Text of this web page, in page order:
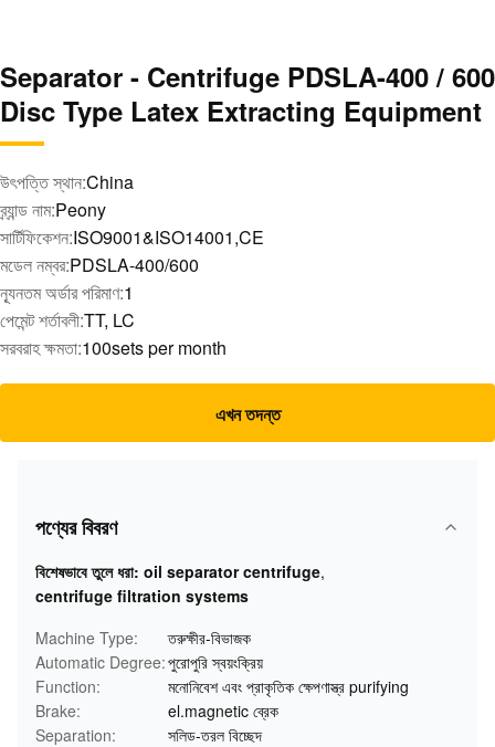
Separator - Centrifuge PDSLA-400 / 600
Disc Type Latex Extracting Equipment
উৎপত্তি স্থান:China
ব্র্যান্ড নাম:Peony
সার্টিফিকেশন:ISO9001&ISO14001,CE
মডেল নম্বর:PDSLA-400/600
ন্যূনতম অর্ডার পরিমাণ:1
পেমেন্ট শর্তাবলী:TT, LC
সরবরাহ ক্ষমতা:100sets per month
এখন তদন্ত
পণ্যের বিবরণ
বিশেষভাবে তুলে ধরা: oil separator centrifuge,
centrifuge filtration systems
Machine Type:
তরুক্ষীর-বিভাজক
Automatic Degree:পুরোপুরি স্বয়ংক্রিয়
Function:
মনোনিবেশ এবং প্রাকৃতিক ক্ষেপণাস্ত্র purifying
Brake:
el.magnetic ব্রেক
Separation:
সলিড-তরল বিচ্ছেদ